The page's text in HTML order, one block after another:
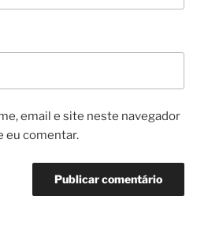
email e site neste navegador
eu comentar.